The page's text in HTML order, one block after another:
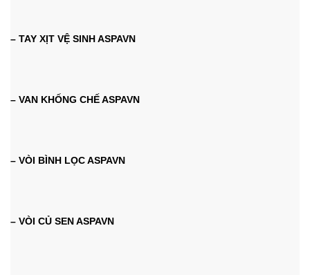
– TAY XỊT VỆ SINH ASPAVN
– VAN KHỐNG CHẾ ASPAVN
– VÒI BÌNH LỌC ASPAVN
– VÒI CỦ SEN ASPAVN